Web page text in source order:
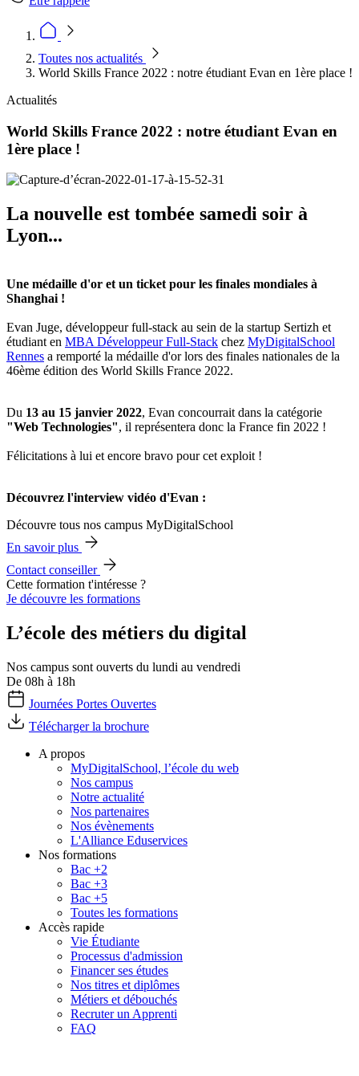
Toutes nos actualités
World Skills France 2022 : notre étudiant Evan en 1ère place !
Actualités
World Skills France 2022 : notre étudiant Evan en
1ère place !
La nouvelle est tombée samedi soir à
Lyon...
Une médaille d'or et un ticket pour les finales mondiales à
Shanghai !
Evan Juge, développeur full-stack au sein de la startup Sertizh et
étudiant en MBA Développeur Full-Stack chez MyDigitalSchool
Rennes a remporté la médaille d'or lors des finales nationales de la
46ème édition des World Skills France 2022.
Du 13 au 15 janvier 2022, Evan concourrait dans la catégorie
"Web Technologies", il représentera donc la France fin 2022 !
Félicitations à lui et encore bravo pour cet exploit !
Découvrez l'interview vidéo d'Evan :
Découvre tous nos campus MyDigitalSchool
En savoir plus
Contact conseiller
Cette formation t'intéresse ?
Je découvre les formations
L’école des métiers du digital
Nos campus sont ouverts du lundi au vendredi
De 08h à 18h
Journées Portes Ouvertes
Télécharger la brochure
A propos
MyDigitalSchool, l’école du web
Nos campus
Notre actualité
Nos partenaires
Nos évènements
L'Alliance Eduservices
Nos formations
Bac +2
Bac +3
Bac +5
Toutes les formations
Accès rapide
Vie Étudiante
Processus d'admission
Financer ses études
Nos titres et diplômes
Métiers et débouchés
Recruter un Apprenti
FAQ